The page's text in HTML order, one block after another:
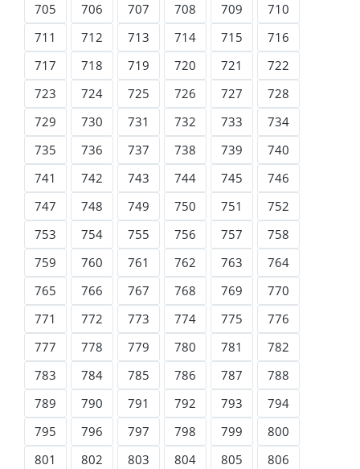
705
706 707 708 709
710
711
712 713 714 715
716
717
718 719 720 721
722
723
724 725 726 727
728
729
730 731 732 733
734
735
736 737 738 739
740
741
742 743 744 745
746
747
748 749 750 751
752
753
754 755 756 757
758
759
760 761 762 763
764
765
766 767 768 769
770
771
772 773 774 775
776
777
778 779 780 781
782
783
784 785 786 787
788
789
790 791 792 793
794
795
796 797 798 799
800
801
802 803 804 805
806